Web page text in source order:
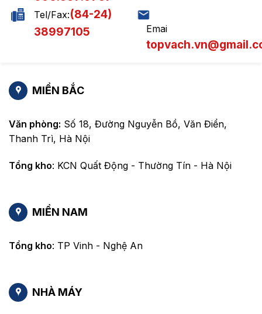
Tel/Fax:(84-24)
38997105
Emai
MIỀN BẮC
Văn phòng: Số 18, Đường Nguyễn Bồ, Văn Điển,
Thanh Trì, Hà Nội
Tổng kho: KCN Quất Động - Thường Tín - Hà Nội
MIỀN NAM
Tổng kho: TP Vinh - Nghệ An
NHÀ MÁY